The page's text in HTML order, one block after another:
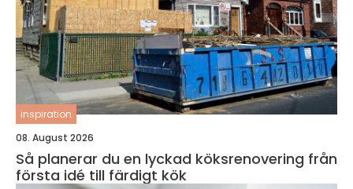
inspiration
08. August 2026
Så planerar du en lyckad köksrenovering från
första idé till färdigt kök